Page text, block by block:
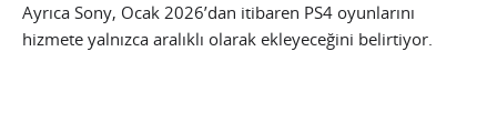
Ayrıca Sony, Ocak 2026’dan itibaren PS4 oyunlarını
hizmete yalnızca aralıklı olarak ekleyeceğini belirtiyor.